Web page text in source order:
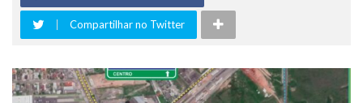
Compartilhar no Twitter